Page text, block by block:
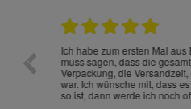
Ich habe zum ersten Mal aus
muss sagen, dass die
Verpackung, die
war. Ich wünsche mit, dass
so ist, dann werde ich noch